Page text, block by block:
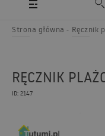
Strona główna Ręcznik
RĘCZNIK
ID: 2147